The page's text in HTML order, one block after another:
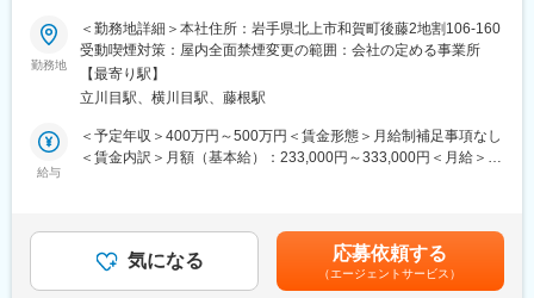
全く無い方でも立ち上りが可能となっております。
・業界トップクラスのIoT製品や医療システムに触れる事が可能で
す。また、製品知識だけでなくメンテナンススキルも習得可能な
ため市場価値向上が可能です。
登用となり、業界トップクラスシェアを誇る優良企業の正社員と
して安定就業が可能です。（登用率98%、試験ノルマなし）
最新のIoT技術に注力しており、これまで人の手でアナログに行わ
れていた薬剤管理を、全自動で管理、調整、計測、分包まで対応
可能にしました。当社の製品やシステムが、24時間止めてはなら
■職務概要
防災事業部における営業戦略の立案・推進、法令確認、補助金支
援、営業手順の整備などを通じて、営業活動を“仕組み”で支える
ポジションです。営業・技術・開発と連携しながら、地域の防災
力向上と売上拡大に貢献します。
■具体的な業務内容
- 営業手順・業務フローの整備と標準化（提案書テンプレート、見
積ルールなど）
- 展示会・防災イベントの企画・運営（自治体・地域団体との連
勤務地
＜勤務地詳細＞本社住所：岩手県北上市和賀町後藤2地割106-160
受動喫煙対策：屋内全面禁煙変更の範囲：会社の定める事業所
【最寄り駅】
立川目駅、横川目駅、藤根駅
給与
＜予定年収＞400万円～500万円＜賃金形態＞月給制補足事項なし
＜賃金内訳＞月額（基本給）：233,000円～333,000円＜月給＞
であり、選考を通じて上下する可能性があります。月給(月額)は固
定手当を含めた表記です。
気になる 応募依頼する
（エージェントサービス）